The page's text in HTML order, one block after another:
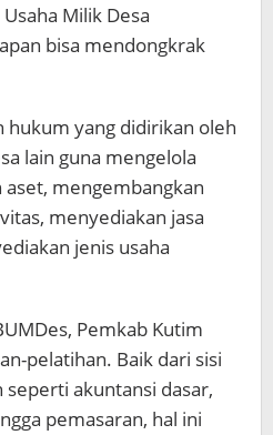
Milik Desa
bisa mendongkrak
hukum yang didirikan oleh
lain guna mengelola
mengembangkan
menyediakan jasa
jenis usaha
Pemkab Kutim
pelatihan. Baik dari sisi
akuntansi dasar,
pemasaran, hal ini